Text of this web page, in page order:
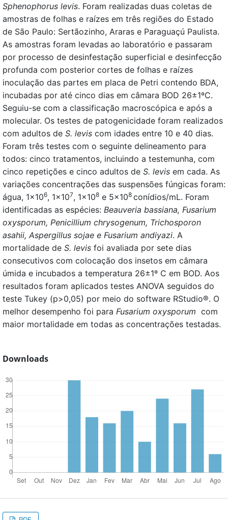
Sphenophorus levis. Foram realizadas duas coletas de
amostras de folhas e raízes em três regiões do Estado
de São Paulo: Sertãozinho, Araras e Paraguaçú Paulista.
As amostras foram levadas ao laboratório e passaram
por processo de desinfestação superficial e desinfecção
profunda com posterior cortes de folhas e raízes
inoculação das partes em placa de Petri contendo BDA,
incubadas por até cinco dias em câmara BOD 26±1ºC.
Seguiu-se com a classificação macroscópica e após a
molecular. Os testes de patogenicidade foram realizados
com adultos de S. levis com idades entre 10 e 40 dias.
Foram três testes com o seguinte delineamento para
todos: cinco tratamentos, incluindo a testemunha, com
cinco repetições e cinco adultos de S. levis em cada. As
variações concentrações das suspensões fúngicas foram:
água, 1x106, 1x107, 1x108 e 5x108 conídios/mL. Foram
identificadas as espécies: Beauveria bassiana, Fusarium
oxysporum, Penicillium chrysogenum, Trichosporon
asahii, Aspergillus sojae e Fusarium andiyazi. A
mortalidade de S. levis foi avaliada por sete dias
consecutivos com colocação dos insetos em câmara
úmida e incubados a temperatura 26±1º C em BOD. Aos
resultados foram aplicados testes ANOVA seguidos do
teste Tukey (p>0,05) por meio do software RStudio®. O
melhor desempenho foi para Fusarium oxysporum com
maior mortalidade em todas as concentrações testadas.
Downloads